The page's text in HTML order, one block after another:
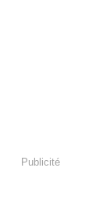
Publicité